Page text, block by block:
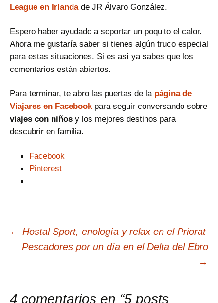
League en Irlandade JR Álvaro González.
Espero haber ayudado a soportar un poquito el calor.
Ahora me gustaría saber si tienes algún truco especial
para estas situaciones. Si es así ya sabes que los
comentarios están abiertos.
Para terminar, te abro las puertas de la página de
Viajares en Facebookpara seguir conversando sobre
viajes con niños y los mejores destinos para
descubrir en familia.
Facebook
Pinterest
Navegación
← Hostal Sport, enología y relax en el Priorat
Pescadores por un día en el Delta del Ebro
→
4 comentarios en “5 posts